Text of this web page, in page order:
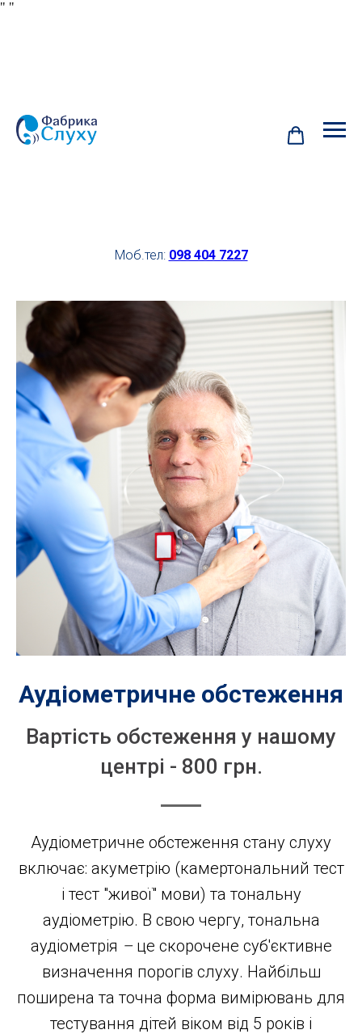
" "
Моб.тел: 098 404 7227
Аудіометричне обстеження
Вартість обстеження у нашому
центрі - 800 грн.
Аудіометричне обстеження стану слуху
включає: акуметрію (камертональний тест
і тест "живої" мови) та тональну
аудіометрію. В свою чергу, тональна
аудіометрія –це скорочене суб'єктивне
визначення порогів слуху. Найбільш
поширена та точна форма вимірювань для
тестування дітей віком від 5 років і